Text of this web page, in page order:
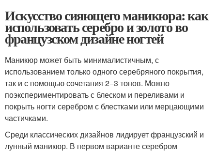
Искусство сияющего маникюра: как
использовать серебро и золото во
французском дизайне ногтей
Маникюр может быть минималистичным, с
использованием только одного серебряного покрытия,
так и с помощью сочетания 2−3 тонов. Можно
поэкспериментировать с блеском и переливами и
покрыть ногти серебром с блестками или мерцающими
частичками.
Среди классических дизайнов лидирует французский и
лунный маникюр. В первом варианте серебром